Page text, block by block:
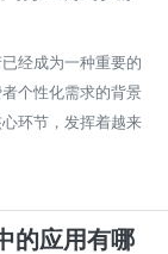
经成为一种重要的
个性化需求的背景
环节，发挥着越来
的应用有哪